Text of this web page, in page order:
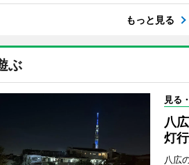
もっと見る
ぶ
見る
八
灯
八広